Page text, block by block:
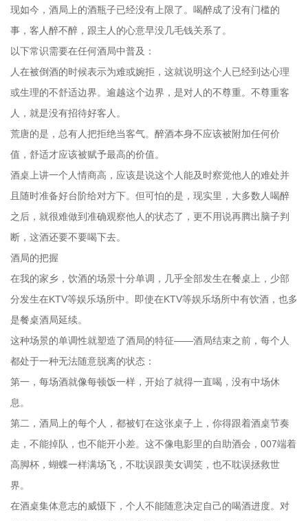
现如今，酒局上的酒瓶子已经没有上限了。喝醉成了没有门槛的
事，客人醉不醉，跟主人的心意早没几毛钱关系了。
以下常识需要在任何酒局中普及：
人在被倒酒的时候表示为难或婉拒，这就说明这个人已经到达心理
或生理的不舒适边界。逾越这个边界，是对人的不尊重。不尊重客
人，就是没有招待好客人。
荒唐的是，总有人把拒绝当客气。醉酒本身不应该被附加任何价
值，舒适才应该被赋予最高的价值。
酒桌上讲一个人情商高，应该是说这个人能及时察觉他人的难处并
且随时准备好台阶给对方下。但可怕的是，现实里，大多数人喝醉
之后，就很难做到准确观察他人的状态了，更不用说再腾出脑子判
断，这酒还要不要喝下去。
酒局的把握
在我的家乡，饮酒的场景十分单调，几乎全部发生在餐桌上，少部
分发生在KTV等娱乐场所中。即使在KTV等娱乐场所中有饮酒，也多
是餐桌酒局延续。
这种场景的单调性就塑造了酒局的特征——酒局结束之前，每个人
都处于一种无法随意脱离的状态：
第一，每场酒就像每顿饭一样，开始了就得一直喝，没有中场休
息。
第二，酒局上的每个人，都被钉在这张桌子上，你得跟着酒桌节奏
走，不能掉队，也不能开小差。这不像电影里的自助酒会，007端着
高脚杯，蝴蝶一样满场飞，不耽误跟美女调笑，也不耽误拯救世
界。
在酒桌集体意志的威慑下，个人不能随意决定自己的喝酒进度。对